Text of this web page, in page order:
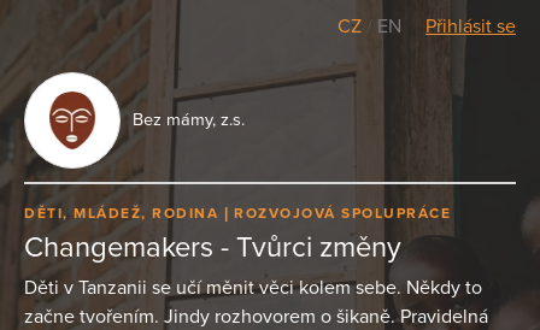
CZ / EN Přihlásit se
Bez mámy, z.s.
DĚTI, MLÁDEŽ, RODINA ROZVOJOVÁ SPOLUPRÁCE
Changemakers - Tvůrci změny
Děti v Tanzanii se učí měnit věci kolem sebe. Někdy to
začne tvořením. Jindy rozhovorem o šikaně. Pravidelná